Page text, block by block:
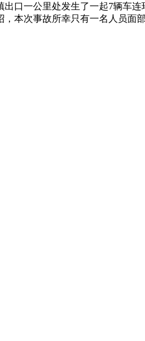
口一公里处发生了一起7辆车
本次事故所幸只有一名人员面